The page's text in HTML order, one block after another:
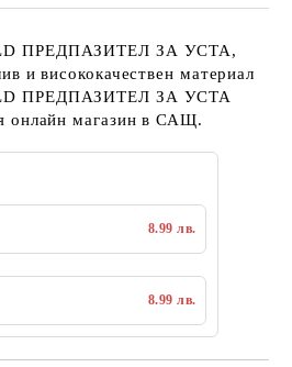
ПРЕДПАЗИТЕЛ ЗА УСТА,
и висококачествен материал
ПРЕДПАЗИТЕЛ ЗА УСТА
онлайн магазин в САЩ.
8.99 лв.
8.99 лв.